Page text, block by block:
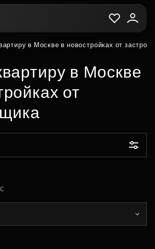
в Москве в новостройках от
в Москве
от